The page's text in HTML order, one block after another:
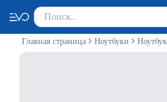
Поиск товаров
Введите минимум 2 символа
Главная страница Ноутбуки